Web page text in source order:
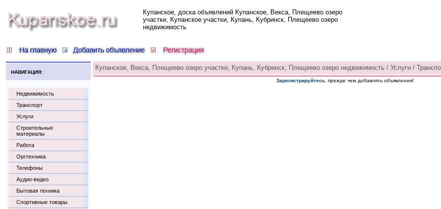
Купанское, доска объявлений Купанское, Векса, Плещеево озеро
участки, Купанское участки, Купань, Кубринск, Плещеево озеро
недвижимость
НАВИГАЦИЯ:
Недвижимость
Транспорт
Услуги
Строительные
материалы
Работа
Оргтехника
Телефоны
Аудио-видео
Бытовая техника
Спортивные товары
Купанское, Векса, Плещеево озеро участки, Купань, Кубринск, Плещеево озеро недвижимость / Услуги /
Зарегистрируйтесь, прежде чем добавлять объявления!